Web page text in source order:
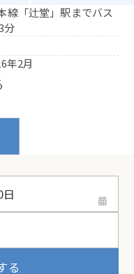
線「辻堂」駅までバス
分
年2月
る